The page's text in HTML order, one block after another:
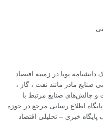
پویا در زمینه اقتصاد
مادر مانند نفت ، گاز ،
چالش‌های صنایع مرتبط با
اطلاع رسانی مرجع در حوزه
خبری – تحلیلی اقتصاد